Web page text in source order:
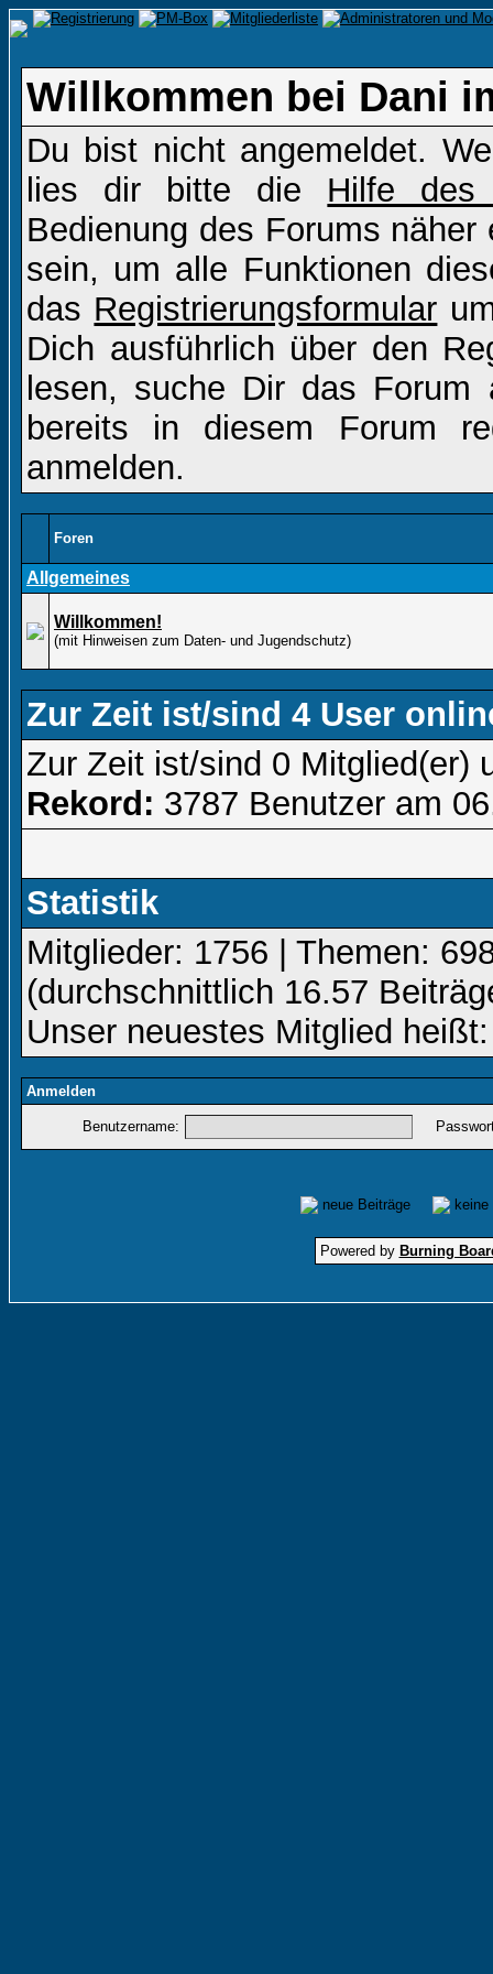
Willkommen bei Dani
Du bist nicht angemeldet.
lies dir bitte die Hilfe des
Bedienung des Forums
sein, um alle Funktionen
das Registrierungsformular
Dich ausführlich über den
lesen, suche Dir das
bereits in diesem Forum
anmelden.
Foren
Allgemeines
Willkommen!
(mit Hinweisen zum Daten- und Jugendschutz)
Zur Zeit ist/sind 4 User
Zur Zeit ist/sind 0 Mitglied(er)
Rekord: 3787 Benutzer am
Statistik
Mitglieder: 1756 | Themen:
(durchschnittlich 16.57
Unser neuestes Mitglied
Anmelden
Benutzername:
neue Beiträge
Powered by Burning